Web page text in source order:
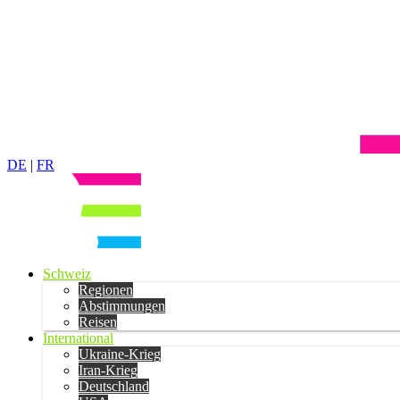
DE | FR
Schweiz
Regionen
Abstimmungen
Reisen
International
Ukraine-Krieg
Iran-Krieg
Deutschland